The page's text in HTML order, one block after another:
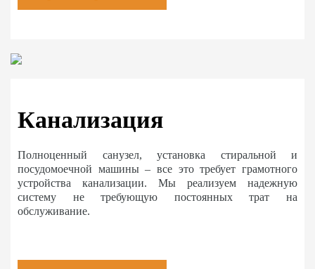
Канализация
Полноценный санузел, установка стиральной и
посудомоечной машины – все это требует грамотного
устройства канализации. Мы реализуем надежную
систему не требующую постоянных трат на
обслуживание.